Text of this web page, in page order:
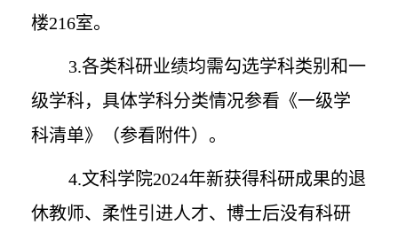
楼216室。
3.各类科研业绩均需勾选学科类别和一
级学科，具体学科分类情况参看《一级学
科清单》（参看附件）。
4.文科学院2024年新获得科研成果的退
休教师、柔性引进人才、博士后没有科研